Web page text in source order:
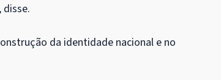
da identidade nacional e no